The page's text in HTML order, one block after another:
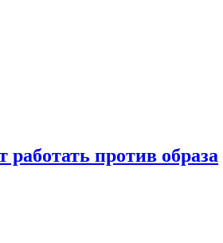
против образа